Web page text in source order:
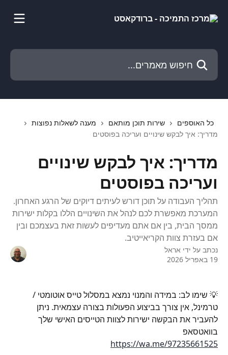
חיפוש מאמרים...
כל האוספים שירות תוכן מותאם
מענה לשאלות נפוצות
מדריך: איך לבקש שינויים ועריכה בפוסטים
מדריך: איך לבקש שינויים
ועריכה בפוסטים
תהליך העבודה על תוכן דורש לעיתים דיוקים של הרגע האחרון.
המערכת מאפשרת לכם לנהל את השינויים הללו בקלות ישירות
ממסך הבית, בין אם אתם מעדיפים לעשות זאת בעצמכם ובין
אם בעזרת צוות הקריאייטיב.
נכתב על ידי אראל
19 באפריל 2026
💡 שימו לב: במידה והמנוי נמצא במסלול טייס אוטומטי /
טרמינל, אין צורך בביצוע הפעולות בצורה עצמאית. ניתן
להעביר את הבקשה ישירות לצוות הטייסים האישי שלך
בוואטסאפ
https://wa.me/97235661525